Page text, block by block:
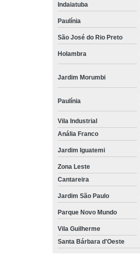
Indaiatuba
Paulínia
São José do Rio Preto
Holambra
Jardim Morumbi
Paulínia
Vila Industrial
Anália Franco
Jardim Iguatemi
Zona Leste
Cantareira
Jardim São Paulo
Parque Novo Mundo
Vila Guilherme
Santa Bárbara d'Oeste